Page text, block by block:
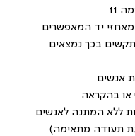
11
מאחזי יד המאפשרים
בכך נמצאים
אנשים
או בהקראה
ללא המתנה לאנשים
תעודה מתאימה)